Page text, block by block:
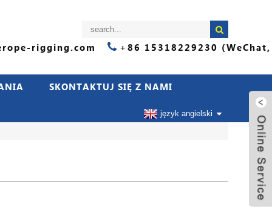
rigging.com +86 15318229230
SKONTAKTUJ SIĘ Z NAMI
język angielski